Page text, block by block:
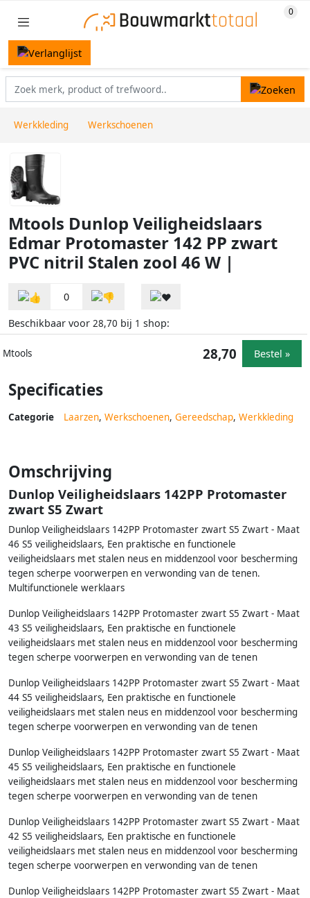
Werkkleding Werkschoenen
Mtools Dunlop Veiligheidslaars
Edmar Protomaster 142 PP zwart
PVC nitril Stalen zool 46 W |
0
Beschikbaar voor 28,70 bij 1 shop:
Mtools 28,70 Bestel »
Specificaties
Categorie Laarzen, Werkschoenen, Gereedschap, Werkkleding
Omschrijving
Dunlop Veiligheidslaars 142PP Protomaster
zwart S5 Zwart
Dunlop Veiligheidslaars 142PP Protomaster zwart S5 Zwart - Maat
46 S5 veiligheidslaars, Een praktische en functionele
veiligheidslaars met stalen neus en middenzool voor bescherming
tegen scherpe voorwerpen en verwonding van de tenen.
Multifunctionele werklaars
Dunlop Veiligheidslaars 142PP Protomaster zwart S5 Zwart - Maat
43 S5 veiligheidslaars, Een praktische en functionele
veiligheidslaars met stalen neus en middenzool voor bescherming
tegen scherpe voorwerpen en verwonding van de tenen
Dunlop Veiligheidslaars 142PP Protomaster zwart S5 Zwart - Maat
44 S5 veiligheidslaars, Een praktische en functionele
veiligheidslaars met stalen neus en middenzool voor bescherming
tegen scherpe voorwerpen en verwonding van de tenen
Dunlop Veiligheidslaars 142PP Protomaster zwart S5 Zwart - Maat
45 S5 veiligheidslaars, Een praktische en functionele
veiligheidslaars met stalen neus en middenzool voor bescherming
tegen scherpe voorwerpen en verwonding van de tenen
Dunlop Veiligheidslaars 142PP Protomaster zwart S5 Zwart - Maat
42 S5 veiligheidslaars, Een praktische en functionele
veiligheidslaars met stalen neus en middenzool voor bescherming
tegen scherpe voorwerpen en verwonding van de tenen
Dunlop Veiligheidslaars 142PP Protomaster zwart S5 Zwart - Maat